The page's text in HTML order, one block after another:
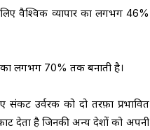
वैश्विक व्यापार का लगभग 46%
का लगभग 70% तक बनाती है।
उर्वरक को दो तरफ़ा प्रभावित
देता है जिनकी अन्य देशों को अपनी